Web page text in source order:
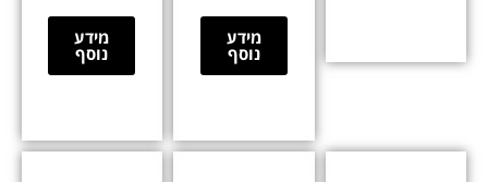
מידע
נוסף
מידע
נוסף